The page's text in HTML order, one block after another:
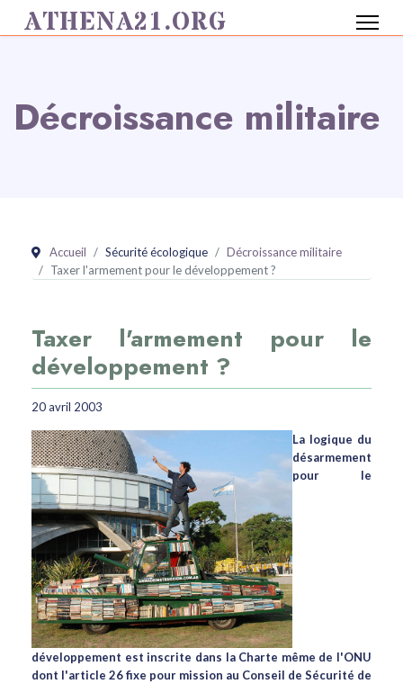
ATHENA21.ORG
Décroissance militaire
Accueil Sécurité écologique
Décroissance militaire
Taxer l'armement pour le développement ?
Taxer l'armement pour le
développement ?
20 avril 2003
La logique du
désarmement
pour le
développement est inscrite dans la Charte même de l'ONU
dont l'article 26 fixe pour mission au Conseil de Sécurité de